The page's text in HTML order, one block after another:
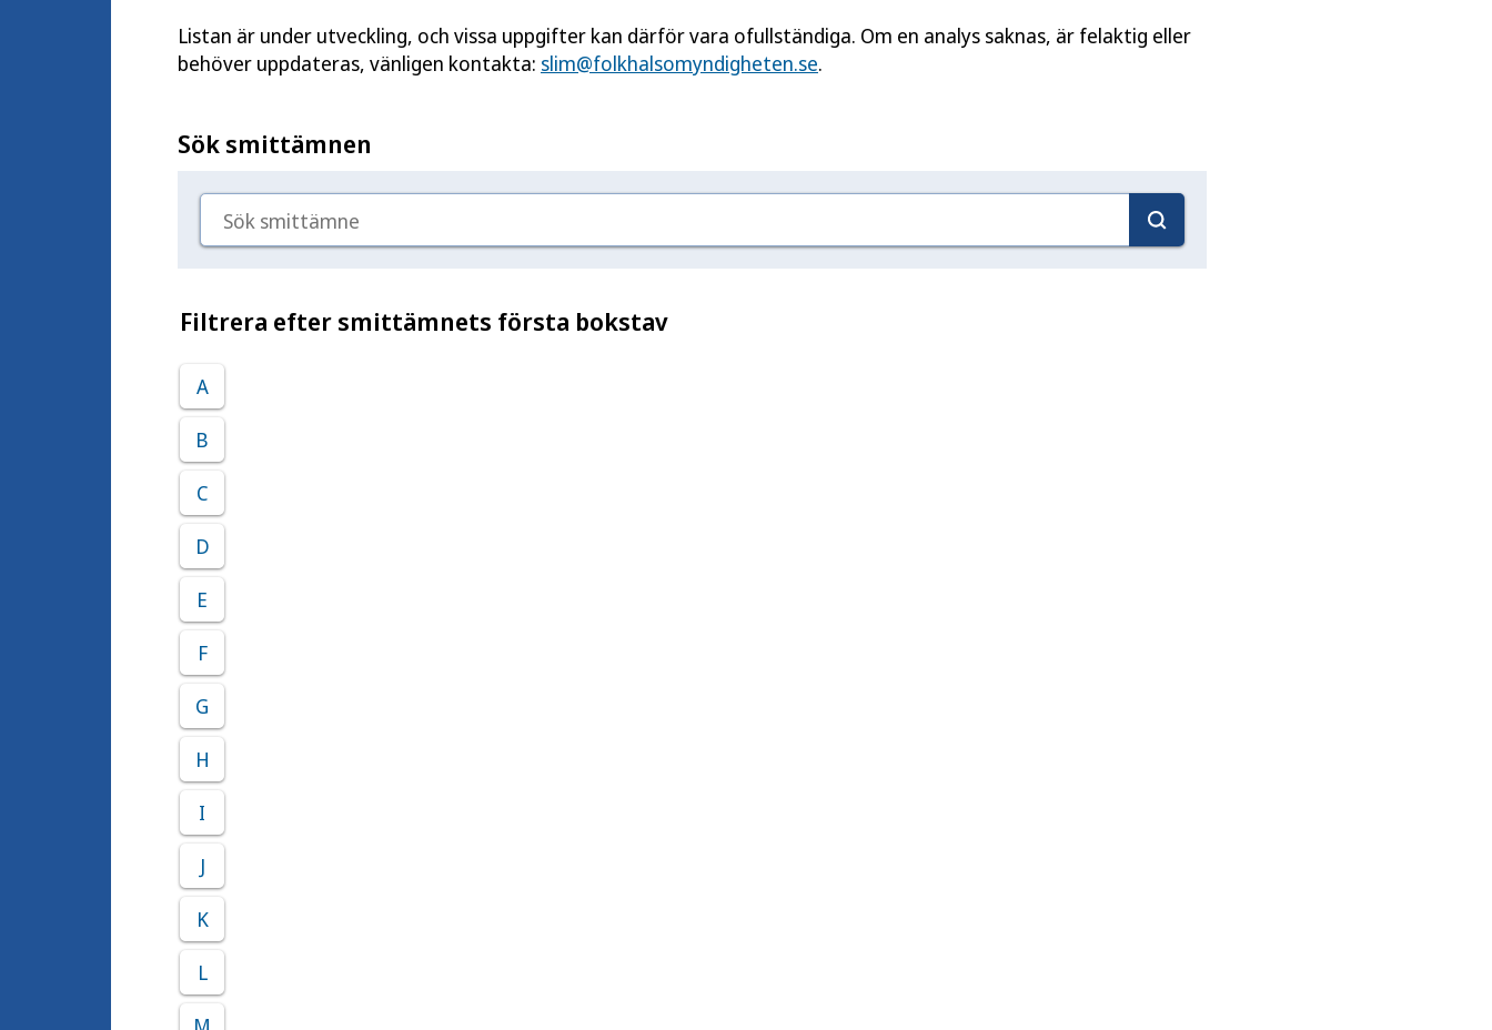
Listan är under utveckling, och vissa uppgifter kan därför vara ofullständiga. Om en analys saknas, är felaktig eller
behöver uppdateras, vänligen kontakta: slim@folkhalsomyndigheten.se.
Sök smittämnen
Sök smittämne
Filtrera efter smittämnets första bokstav
A
B
C
D
E
F
G
H
I
J
K
L